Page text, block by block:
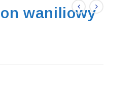
SEARCH
waniliowy